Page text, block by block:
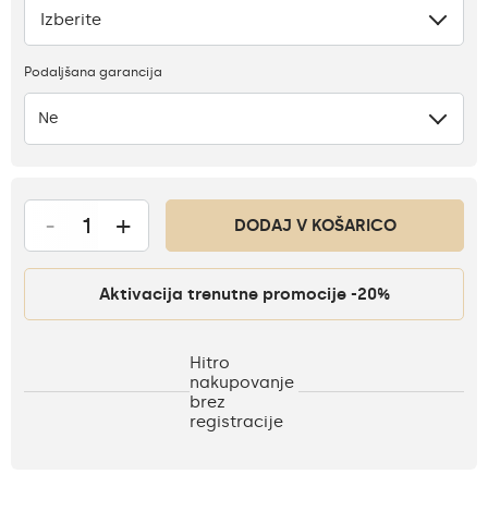
Ni
Izberite
Podaljšana garancija
Ne
- + DODAJ V KOŠARICO
Aktivacija trenutne promocije -20%
Hitro
nakupovanje
brez
registracije